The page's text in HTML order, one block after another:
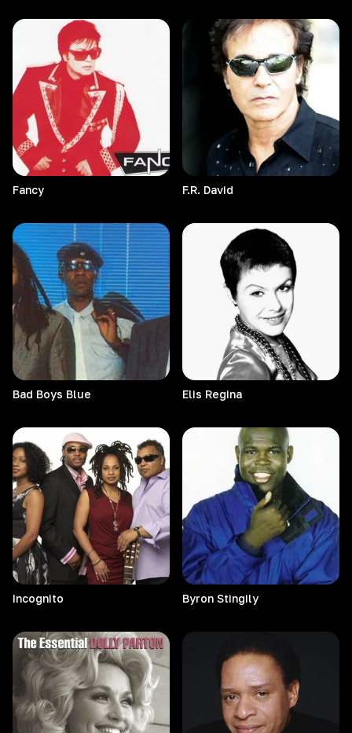
Fancy F.R. David
Bad Boys Blue Elis Regina
Incognito Byron Stingily